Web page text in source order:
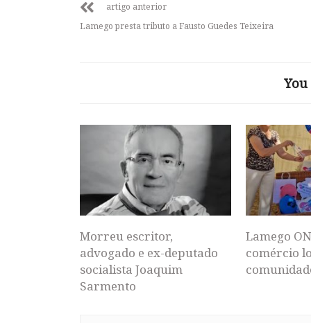
artigo anterior
Lamego presta tributo a Fausto Guedes Teixeira
Morreu escritor,
advogado e ex-deputado
socialista Joaquim
Sarmento
Lamego
comércio